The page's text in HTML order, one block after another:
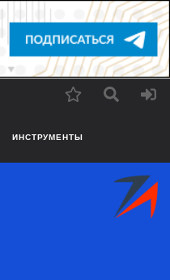
ИНСТРУМЕНТЫ